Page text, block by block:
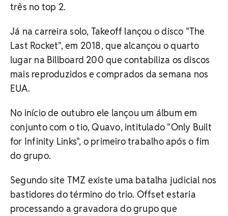
três no top 2.
Já na carreira solo, Takeoff lançou o disco "The
Last Rocket", em 2018, que alcançou o quarto
lugar na Billboard 200 que contabiliza os discos
mais reproduzidos e comprados da semana nos
EUA.
No início de outubro ele lançou um álbum em
conjunto com o tio, Quavo, intitulado "Only Built
for Infinity Links", o primeiro trabalho após o fim
do grupo.
Segundo site TMZ existe uma batalha judicial nos
bastidores do término do trio. Offset estaria
processando a gravadora do grupo que